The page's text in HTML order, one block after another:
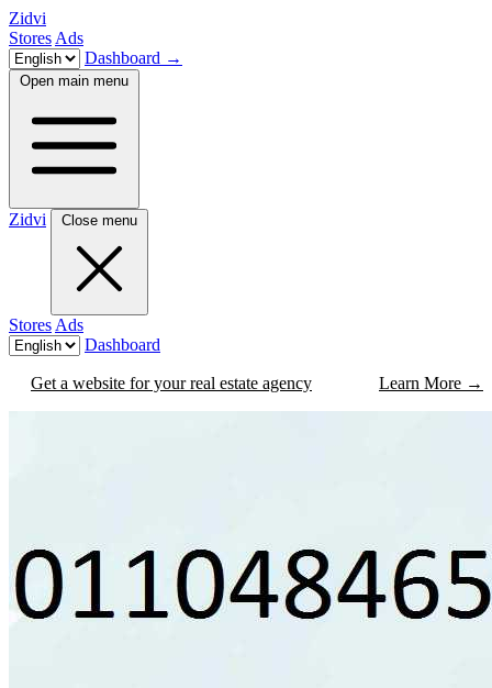
Zidvi
Stores Ads
Dashboard →
Open main menu
Zidvi Close menu
Stores Ads
Dashboard
Get a website for your real estate agency Learn More →